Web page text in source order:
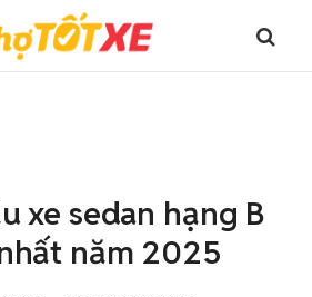
xe sedan hạng B
năm 2025